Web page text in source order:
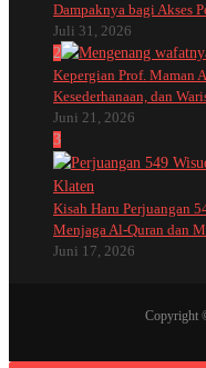
Dampaknya bagi Akses
Juli 31, 2026
2
Kepergian Prof. Maman
Kesederhanaan, dan
Juni 21, 2026
3
Kisah Haru Perjuangan
Menjaga Al-Quran dan
Juni 17, 2026
Copyright